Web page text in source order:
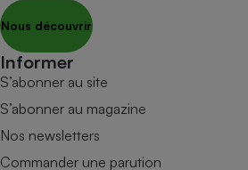
Nous découvrir
Informer
S’abonner au site
S’abonner au magazine
Nos newsletters
Commander une parution